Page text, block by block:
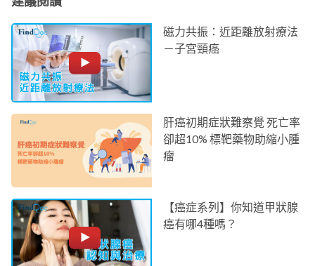
磁力共振：近距離放射療法
－子宮頸癌
肝癌初期症狀難察覺 死亡率
卻超10% 標靶藥物助縮小腫
瘤
【癌症系列】你知道甲狀腺
癌有哪4種嗎？